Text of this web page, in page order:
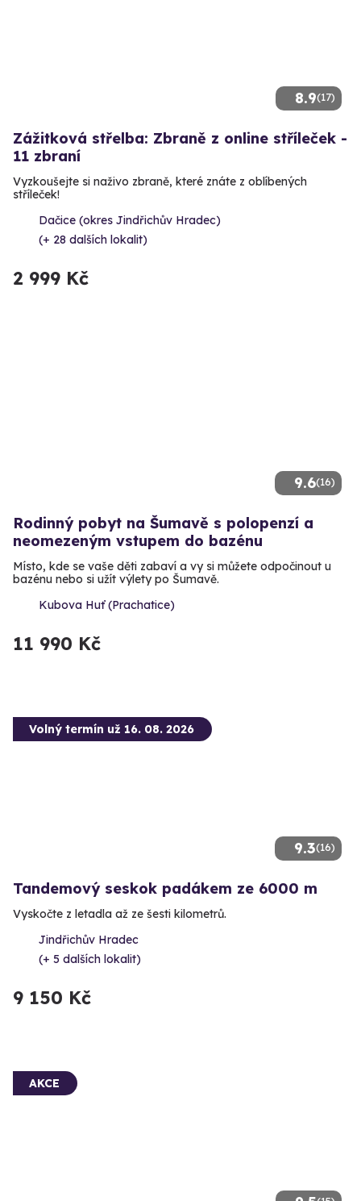
8.9(17)
Zážitková střelba: Zbraně z online stříleček -
11 zbraní
Vyzkoušejte si naživo zbraně, které znáte z oblíbených
stříleček!
Dačice (okres Jindřichův Hradec)
(+ 28 dalších lokalit)
2 999 Kč
9.6(16)
Rodinný pobyt na Šumavě s polopenzí a
neomezeným vstupem do bazénu
Místo, kde se vaše děti zabaví a vy si můžete odpočinout u
bazénu nebo si užít výlety po Šumavě.
Kubova Huť (Prachatice)
11 990 Kč
9.3(16)
Volný termín už 16. 08. 2026
Tandemový seskok padákem ze 6000 m
Vyskočte z letadla až ze šesti kilometrů.
Jindřichův Hradec
(+ 5 dalších lokalit)
9 150 Kč
AKCE